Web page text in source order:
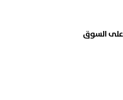
السوق